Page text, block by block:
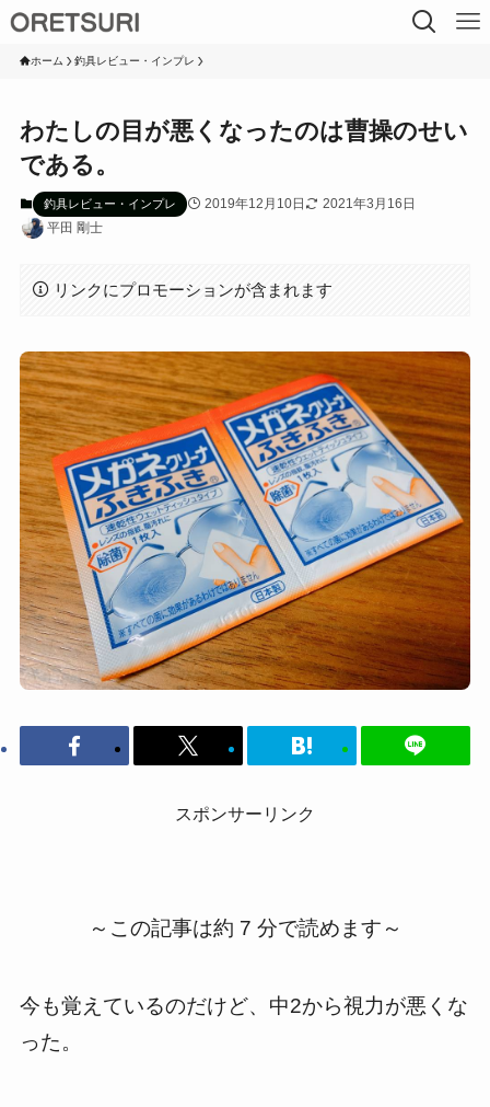
ホーム 釣具レビュー・インプレ
わたしの目が悪くなったのは曹操のせい
である。
釣具レビュー・インプレ 2019年12月10日
2021年3月16日
平田 剛士
リンクにプロモーションが含まれます
スポンサーリンク
～この記事は約 7 分で読めます～
今も覚えているのだけど、中2から視力が悪くな
った。